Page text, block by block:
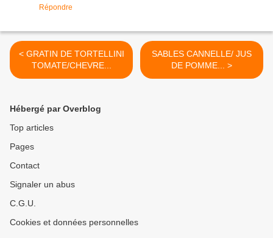
Répondre
< GRATIN DE TORTELLINI
TOMATE/CHEVRE...
SABLES CANNELLE/ JUS
DE POMME... >
Hébergé par Overblog
Top articles
Pages
Contact
Signaler un abus
C.G.U.
Cookies et données personnelles